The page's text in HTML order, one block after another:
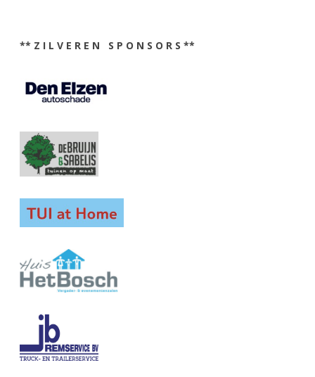
** Z I L V E R E N S P O N S O R S **